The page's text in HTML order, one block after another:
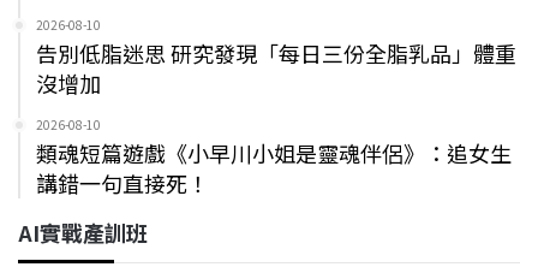
2026-08-10
告別低脂迷思 研究發現「每日三份全脂乳品」體重
沒增加
2026-08-10
類魂短篇遊戲《小早川小姐是靈魂伴侶》：追女生
講錯一句直接死！
AI實戰產訓班